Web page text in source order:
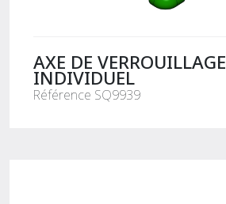
AXE DE VERROUILLAGE
INDIVIDUEL
Référence SQ9939